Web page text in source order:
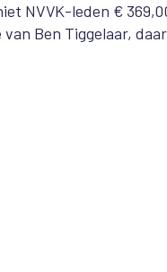
NVVK-leden €
Ben Tiggelaar, daar